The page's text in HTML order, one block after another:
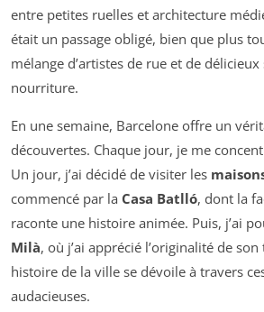
entre petites ruelles et architecture
était un passage obligé, bien que plus
mélange d’artistes de rue et de
nourriture.
En une semaine, Barcelone offre un
découvertes. Chaque jour, je me
Un jour, j’ai décidé de visiter les
commencé par la Casa Batlló, dont la
raconte une histoire animée. Puis, j’ai
Milà, où j’ai apprécié l’originalité de
histoire de la ville se dévoile à travers
audacieuses.